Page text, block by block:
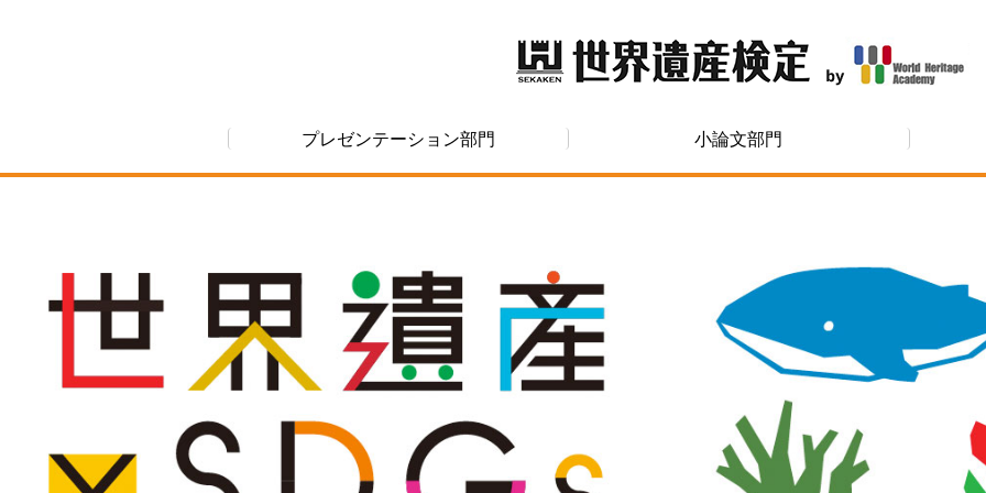
プレゼンテーション部門 小論文部門